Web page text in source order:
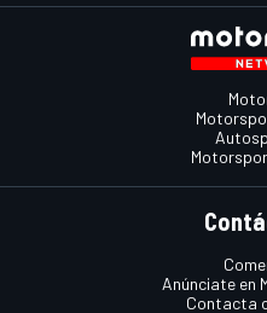
Anúnciate en
Contacta